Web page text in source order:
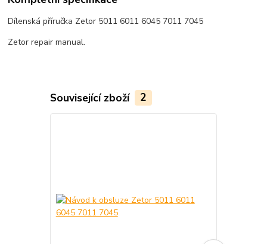
Dílenská příručka Zetor 5011 6011 6045 7011 7045
Zetor repair manual.
Související zboží 2